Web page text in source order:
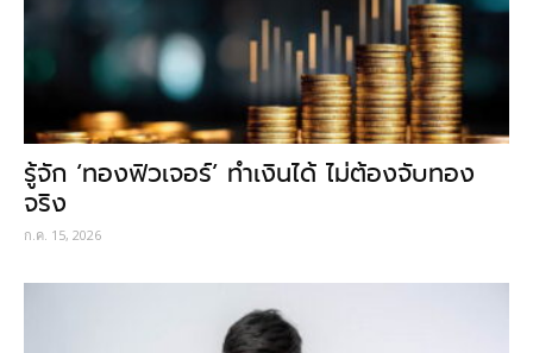
รู้จัก ‘ทองฟิวเจอร์’ ทำเงินได้ ไม่ต้องจับทอง
จริง
ก.ค. 15, 2026